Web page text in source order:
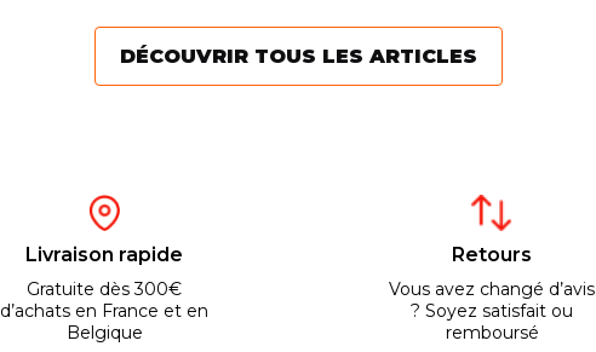
DÉCOUVRIR TOUS LES ARTICLES
Livraison rapide
Gratuite dès 300€
d’achats en France et en
Belgique
Retours
Vous avez changé d’avis
? Soyez satisfait ou
remboursé